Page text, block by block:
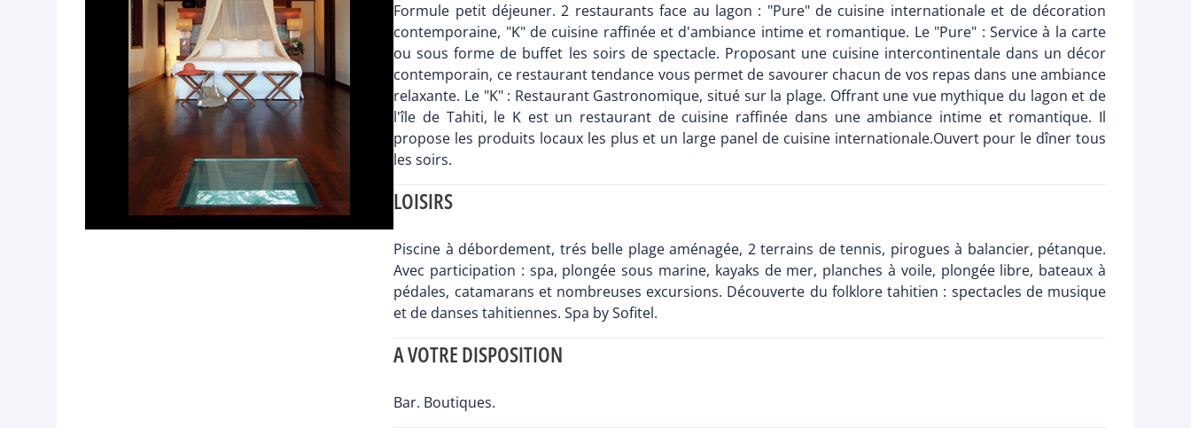
Formule petit déjeuner. 2 restaurants face au lagon : "Pure" de cuisine internationale et de décoration
contemporaine, "K" de cuisine raffinée et d'ambiance intime et romantique. Le "Pure" : Service à la carte
ou sous forme de buffet les soirs de spectacle. Proposant une cuisine intercontinentale dans un décor
contemporain, ce restaurant tendance vous permet de savourer chacun de vos repas dans une ambiance
relaxante. Le "K" : Restaurant Gastronomique, situé sur la plage. Offrant une vue mythique du lagon et de
l'île de Tahiti, le K est un restaurant de cuisine raffinée dans une ambiance intime et romantique. Il
propose les produits locaux les plus et un large panel de cuisine internationale.Ouvert pour le dîner tous
les soirs.
LOISIRS
Piscine à débordement, trés belle plage aménagée, 2 terrains de tennis, pirogues à balancier, pétanque.
Avec participation : spa, plongée sous marine, kayaks de mer, planches à voile, plongée libre, bateaux à
pédales, catamarans et nombreuses excursions. Découverte du folklore tahitien : spectacles de musique
et de danses tahitiennes. Spa by Sofitel.
A VOTRE DISPOSITION
Bar. Boutiques.